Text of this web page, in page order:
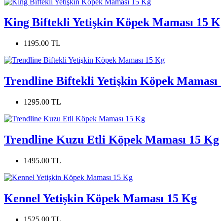
King Biftekli Yetişkin Köpek Maması 15
1195.00 TL
Trendline Biftekli Yetişkin Köpek Maması
1295.00 TL
Trendline Kuzu Etli Köpek Maması 15 Kg
1495.00 TL
Kennel Yetişkin Köpek Maması 15 Kg
1525.00 TL